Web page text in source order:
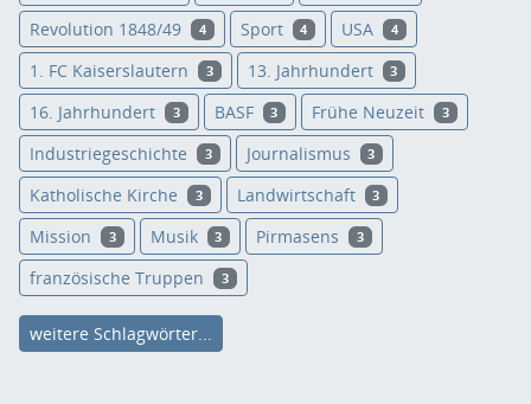
Revolution 1848/49 4 Sport 4 USA 4
1. FC Kaiserslautern 3 13. Jahrhundert 3
16. Jahrhundert 3 BASF 3 Frühe Neuzeit 3
Industriegeschichte 3 Journalismus 3
Katholische Kirche 3 Landwirtschaft 3
Mission 3 Musik 3 Pirmasens 3
französische Truppen 3
weitere Schlagwörter...